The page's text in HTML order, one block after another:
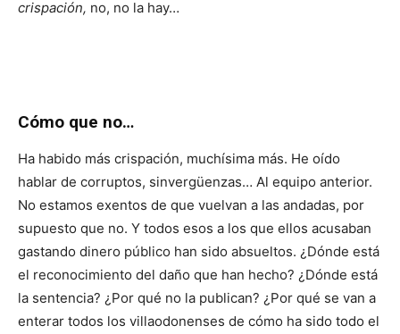
crispación, no, no la hay…
Cómo que no…
Ha habido más crispación, muchísima más. He oído
hablar de corruptos, sinvergüenzas… Al equipo anterior.
No estamos exentos de que vuelvan a las andadas, por
supuesto que no. Y todos esos a los que ellos acusaban
gastando dinero público han sido absueltos. ¿Dónde está
el reconocimiento del daño que han hecho? ¿Dónde está
la sentencia? ¿Por qué no la publican? ¿Por qué se van a
enterar todos los villaodonenses de cómo ha sido todo el